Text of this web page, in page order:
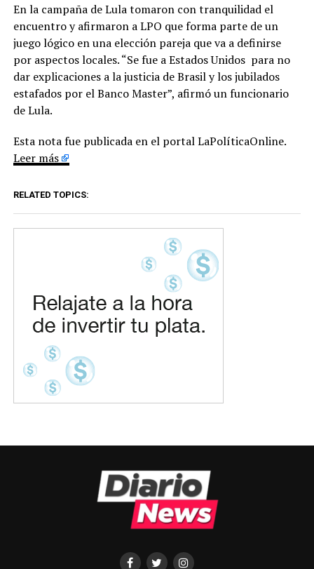
En la campaña de Lula tomaron con tranquilidad el
encuentro y afirmaron a LPO que forma parte de un
juego lógico en una elección pareja que va a definirse
por aspectos locales. “Se fue a Estados Unidos para no
dar explicaciones a la justicia de Brasil y los jubilados
estafados por el Banco Master”, afirmó un funcionario
de Lula.
Esta nota fue publicada en el portal LaPolíticaOnline.
Leer más
RELATED TOPICS: